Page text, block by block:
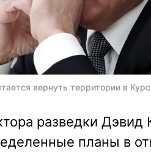
вернуть территории в
разведки Дэвид
планы в